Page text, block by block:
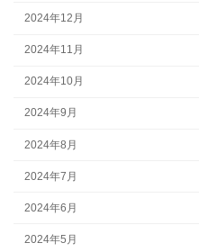
2024年12月
2024年11月
2024年10月
2024年9月
2024年8月
2024年7月
2024年6月
2024年5月